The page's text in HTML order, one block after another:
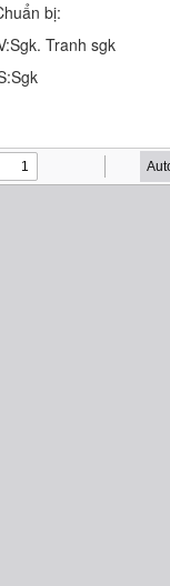
bị:
Tranh sgk